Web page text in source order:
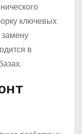
ключевых
в